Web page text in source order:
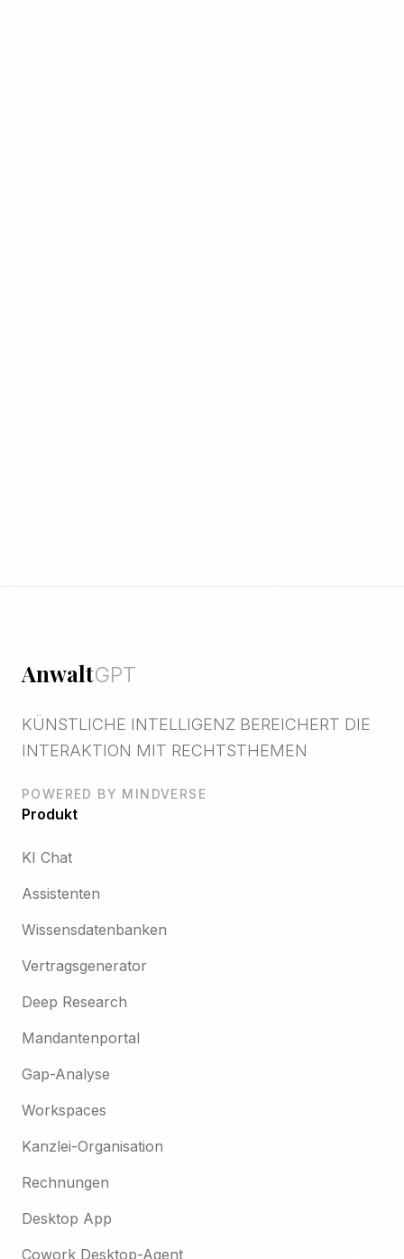
AnwaltGPT
KÜNSTLICHE INTELLIGENZ BEREICHERT DIE
INTERAKTION MIT RECHTSTHEMEN
POWERED BY MINDVERSE
Produkt
KI Chat
Assistenten
Wissensdatenbanken
Vertragsgenerator
Deep Research
Mandantenportal
Gap-Analyse
Workspaces
Kanzlei-Organisation
Rechnungen
Desktop App
Cowork Desktop-Agent